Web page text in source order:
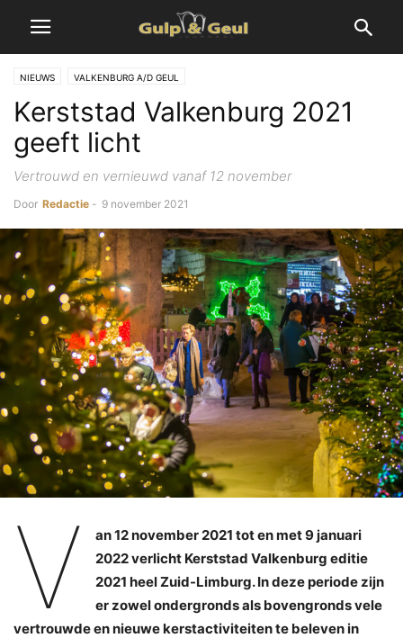
NIEUWS VALKENBURG A/D GEUL
Kerststad Valkenburg 2021
geeft licht
Vertrouwd en vernieuwd vanaf 12 november
Door Redactie - 9 november 2021
V
an 12 november 2021 tot en met 9 januari
2022 verlicht Kerststad Valkenburg editie
2021 heel Zuid-Limburg. In deze periode zijn
er zowel ondergronds als bovengronds vele
vertrouwde en nieuwe kerstactiviteiten te beleven in